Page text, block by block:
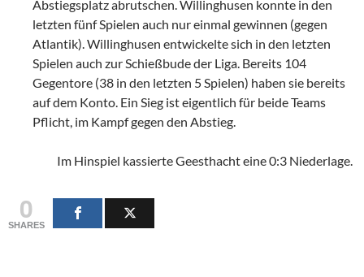
Abstiegsplatz abrutschen. Willinghusen konnte in den
letzten fünf Spielen auch nur einmal gewinnen (gegen
Atlantik). Willinghusen entwickelte sich in den letzten
Spielen auch zur Schießbude der Liga. Bereits 104
Gegentore (38 in den letzten 5 Spielen) haben sie bereits
auf dem Konto. Ein Sieg ist eigentlich für beide Teams
Pflicht, im Kampf gegen den Abstieg.
Im Hinspiel kassierte Geesthacht eine 0:3 Niederlage.
0
SHARES